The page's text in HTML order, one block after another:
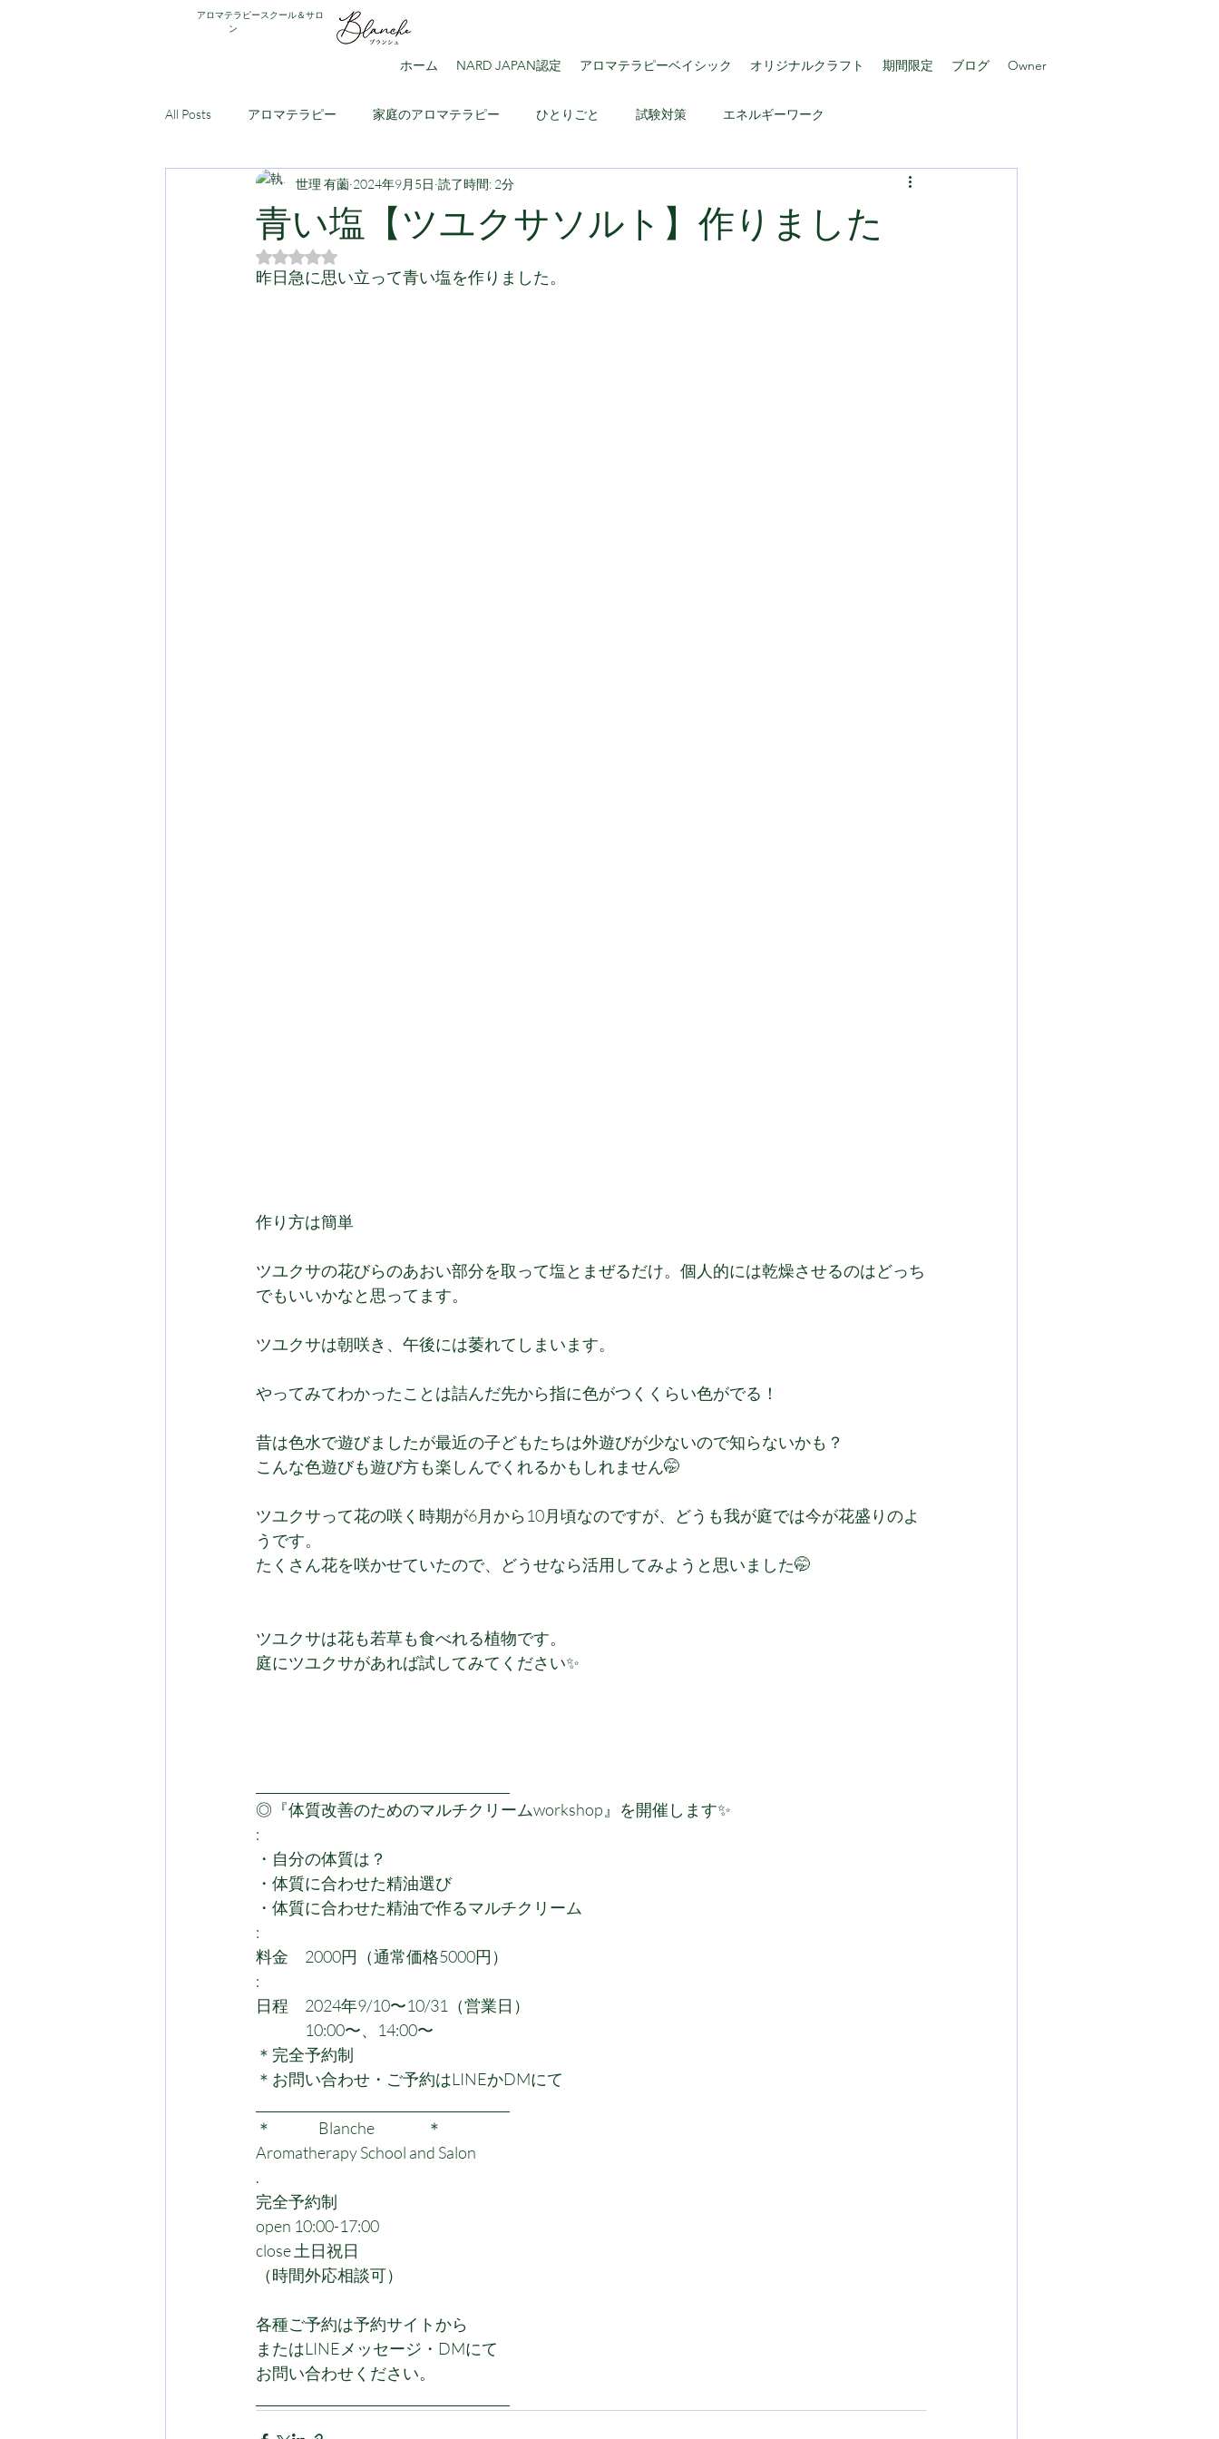
アロマテラピースクール＆サロ
ン
ホーム NARD JAPAN認定 アロマテラピーベイシック オリジナルクラフト 期間限定 ブログ Owner
All Posts アロマテラピー 家庭のアロマテラピー ひとりごと 試験対策 エネルギーワーク
アロマ・アドバイザー講座 アロマのススメ
青い塩【ツユクサソルト】作りました
世理 有薗 2024年9月5日 読了時間: 2分
5つ星のうちNaNと評価されています。
昨日急に思い立って青い塩を作りました。
作り方は簡単
ツユクサの花びらのあおい部分を取って塩とまぜるだけ。個人的には乾燥させるのはどっち
でもいいかなと思ってます。
ツユクサは朝咲き、午後には萎れてしまいます。
やってみてわかったことは詰んだ先から指に色がつくくらい色がでる！
昔は色水で遊びましたが最近の子どもたちは外遊びが少ないので知らないかも？
こんな色遊びも遊び方も楽しんでくれるかもしれません🤭
ツユクサって花の咲く時期が6月から10月頃なのですが、どうも我が庭では今が花盛りのよ
うです。
たくさん花を咲かせていたので、どうせなら活用してみようと思いました🤭
ツユクサは花も若草も食べれる植物です。
庭にツユクサがあれば試してみてください✨
◎『体質改善のためのマルチクリームworkshop』を開催します✨
:
・自分の体質は？
・体質に合わせた精油選び
・体質に合わせた精油で作るマルチクリーム
:
料金　2000円（通常価格5000円）
:
日程　2024年9/10〜10/31（営業日）
10:00〜、14:00〜
＊完全予約制
＊お問い合わせ・ご予約はLINEかDMにて
＊                 Blanche                   ＊
Aromatherapy School and Salon
.
完全予約制
open 10:00-17:00
close 土日祝日
（時間外応相談可）
各種ご予約は予約サイトから
またはLINEメッセージ・DMにて
お問い合わせください。